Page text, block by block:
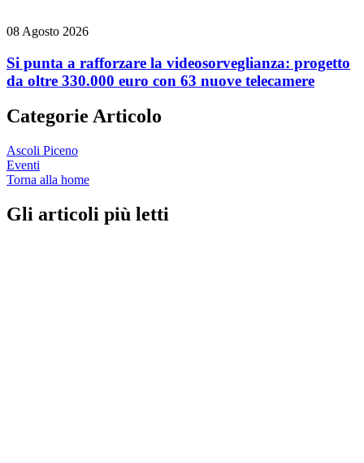
08 Agosto 2026
Si punta a rafforzare la videosorveglianza: progetto
da oltre 330.000 euro con 63 nuove telecamere
Categorie Articolo
Ascoli Piceno
Eventi
Torna alla home
Gli articoli più letti